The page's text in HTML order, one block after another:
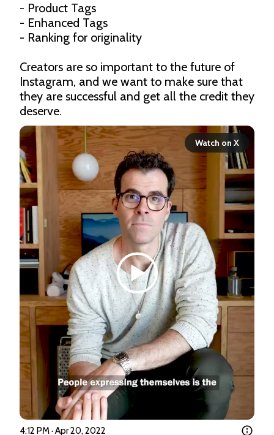
- Product Tags
- Enhanced Tags
- Ranking for originality
Creators are so important to the future of
Instagram, and we want to make sure that
they are successful and get all the credit they
deserve.
Watch on X
4:12 PM · Apr 20, 2022